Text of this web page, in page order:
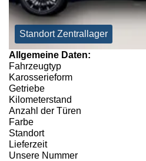
Standort Zentrallager
Allgemeine Daten:
Fahrzeugtyp
Karosserieform
Getriebe
Kilometerstand
Anzahl der Türen
Farbe
Standort
Lieferzeit
Unsere Nummer